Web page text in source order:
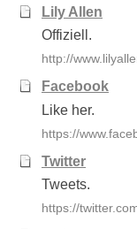
Lily Allen
Offiziell.
http://
Facebook
Like her.
https://
Twitter
Tweets.
https://